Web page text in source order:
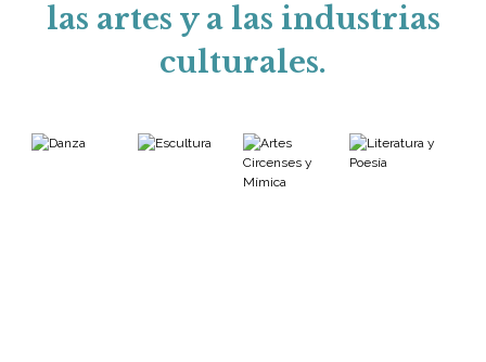
las artes y a las industrias
culturales.